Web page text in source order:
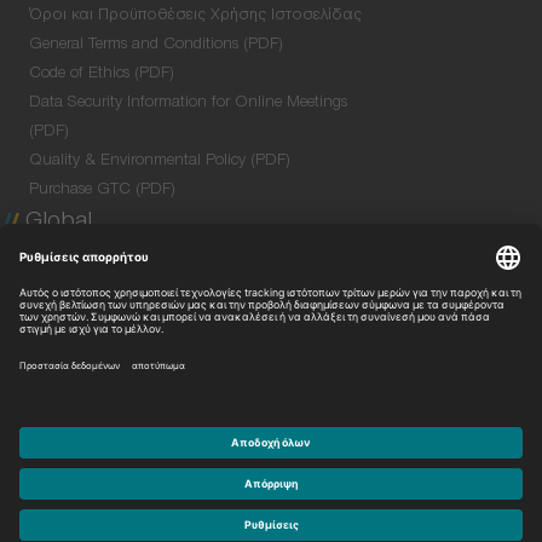
Όροι και Προϋποθέσεις Χρήσης Ιστοσελίδας
General Terms and Conditions (PDF)
Code of Ethics (PDF)
Data Security Information for Online Meetings
(PDF)
Quality & Environmental Policy (PDF)
Purchase GTC (PDF)
Global
Global Network
Venture Lab
Με την επιφύλαξη παντός δικαιώματος.